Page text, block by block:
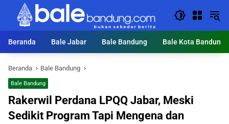
Langsung
konten
Beranda
Bale Jabar Bale Bandung Bale Kota Bandung
Beranda Bale Bandung
Bale Bandung
Rakerwil Perdana LPQQ Jabar, Meski
Sedikit Program Tapi Mengena dan